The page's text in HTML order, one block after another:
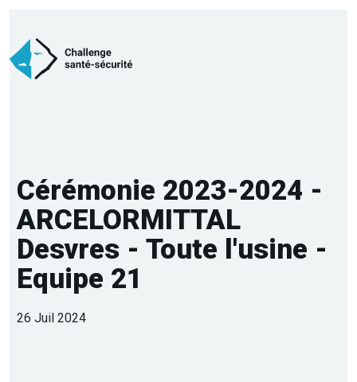
Cérémonie 2023-2024 -
ARCELORMITTAL
Desvres - Toute l'usine -
Equipe 21
26 Juil 2024